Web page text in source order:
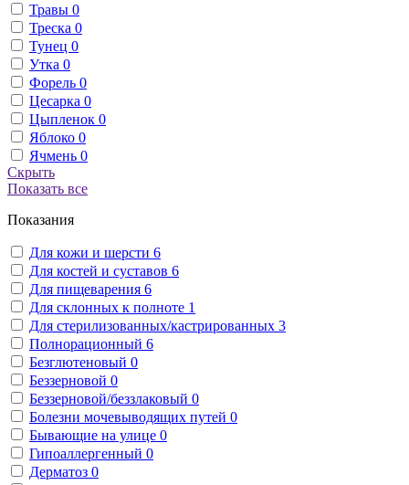
Травы 0
Треска 0
Тунец 0
Утка 0
Форель 0
Цесарка 0
Цыпленок 0
Яблоко 0
Ячмень 0
Скрыть
Показать все
Показания
Для кожи и шерсти 6
Для костей и суставов 6
Для пищеварения 6
Для склонных к полноте 1
Для стерилизованных/кастрированных 3
Полнорационный 6
Безглютеновый 0
Беззерновой 0
Беззерновой/беззлаковый 0
Болезни мочевыводящих путей 0
Бывающие на улице 0
Гипоаллергенный 0
Дерматоз 0